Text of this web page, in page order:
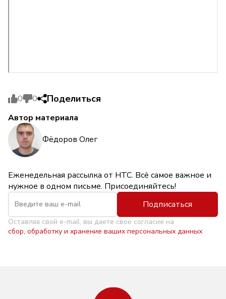
0 0 Поделиться
Автор материала
Фёдоров Олег
Еженедельная рассылка от НТС. Всё самое важное и
нужное в одном письме. Присоединяйтесь!
Подписаться
Оставляя свой e-mail, вы даете свое согласие на
сбор, обработку и хранение ваших персональных данных